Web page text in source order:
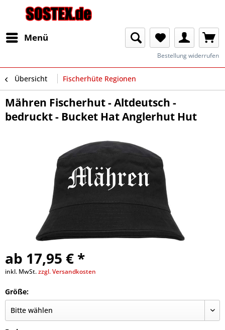
Menü
Bestellung widerrufen
Übersicht Fischerhüte Regionen
Mähren Fischerhut - Altdeutsch -
bedruckt - Bucket Hat Anglerhut Hut
ab 17,95 € *
inkl. MwSt.zzgl. Versandkosten
Größe: